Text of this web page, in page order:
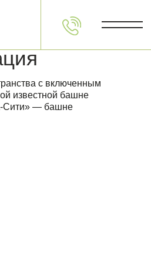
с включенным
известной башне
— башне